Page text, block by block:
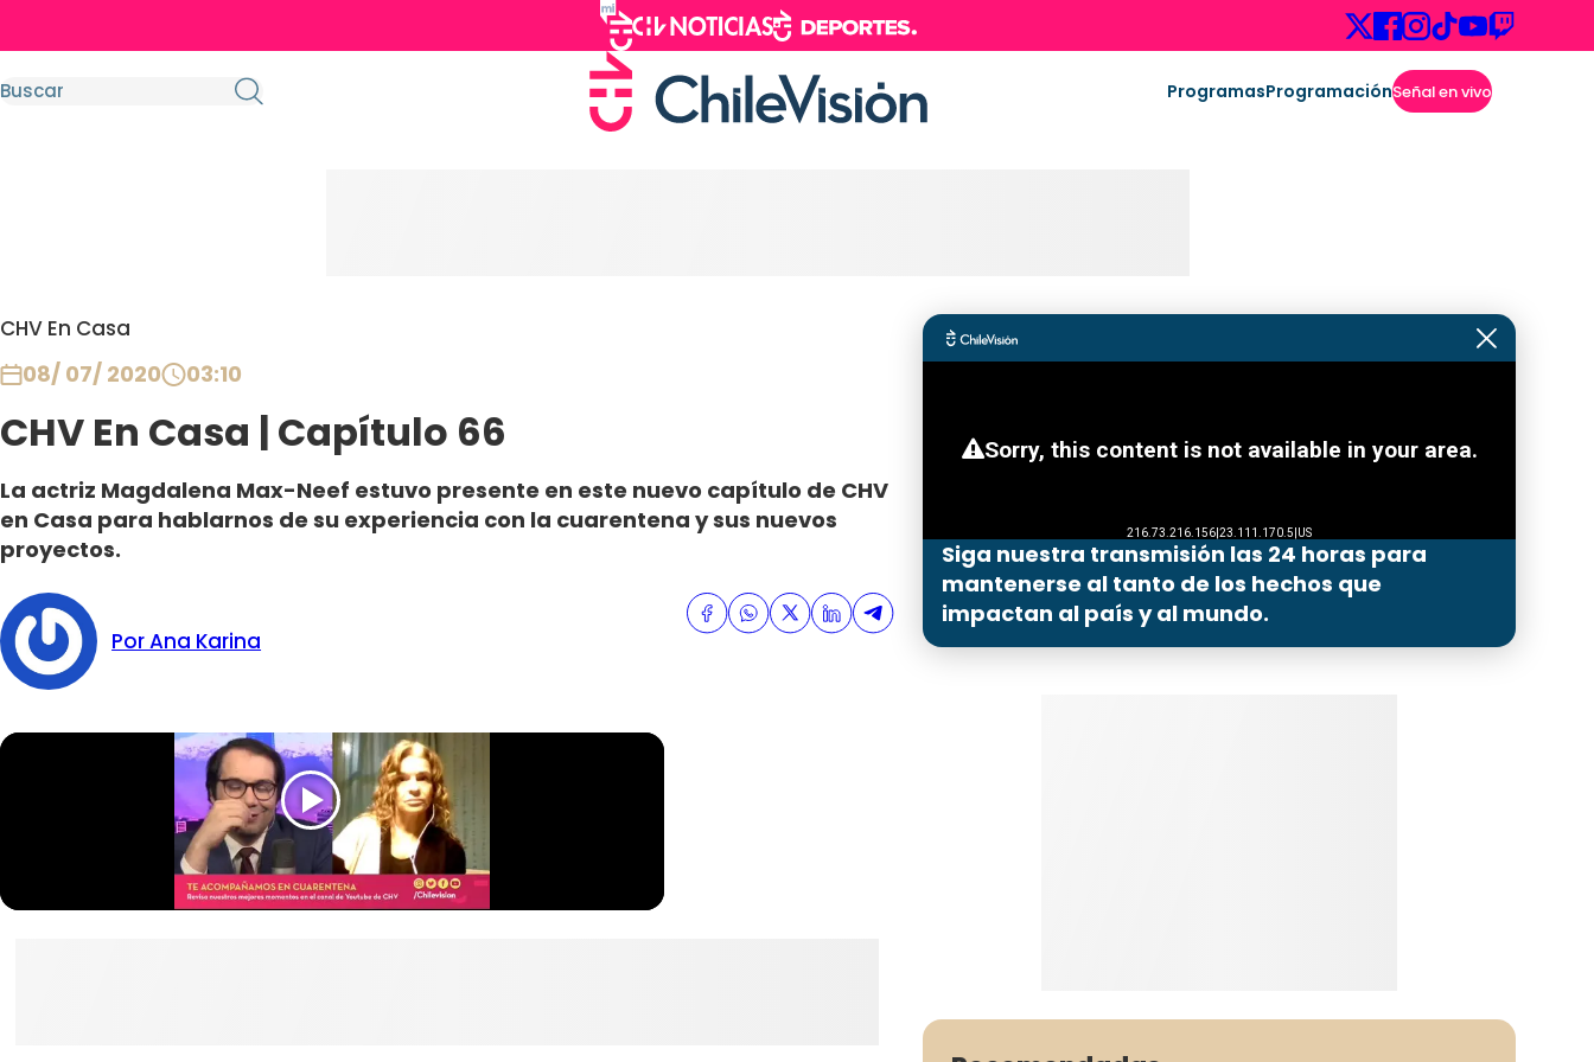
ProgramasProgramaciónSeñal en vivo
CHV En Casa
08/ 07/ 2020 03:10
CHV En Casa | Capítulo 66
La actriz Magdalena Max-Neef estuvo presente en este nuevo capítulo de CHV
en Casa para hablarnos de su experiencia con la cuarentena y sus nuevos
proyectos.
Por Ana Karina
Siga nuestra transmisión las 24 horas para
mantenerse al tanto de los hechos que
impactan al país y al mundo.